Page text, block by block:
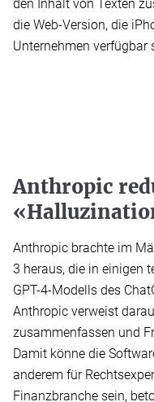
den Inhalt von Texten
die Web-Version, die
Unternehmen verfügbar
Anthropic
Anthropic brachte im
3 heraus, die in einigen
GPT-4-Modells des
Anthropic verweist
zusammenfassen und
Damit könne die
anderem für
Finanzbranche sein,